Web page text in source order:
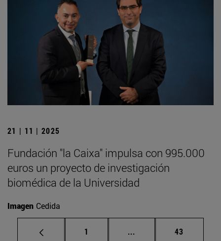
21 | 11 | 2025
Fundación "la Caixa" impulsa con 995.000
euros un proyecto de investigación
biomédica de la Universidad
Imagen Cedida
Página
1 ... Páginas intermedias
Página
43